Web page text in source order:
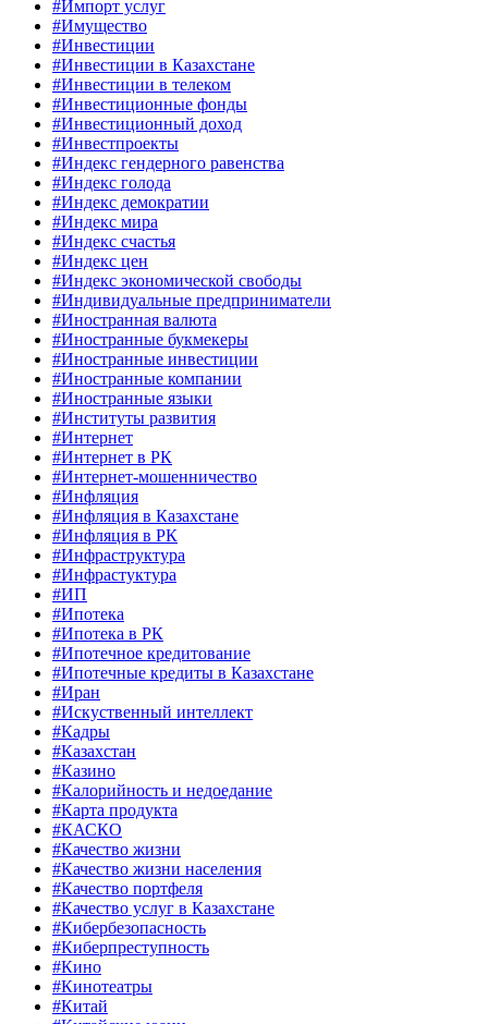
#Импорт услуг
#Имущество
#Инвестиции
#Инвестиции в Казахстане
#Инвестиции в телеком
#Инвестиционные фонды
#Инвестиционный доход
#Инвестпроекты
#Индекс гендерного равенства
#Индекс голода
#Индекс демократии
#Индекс мира
#Индекс счастья
#Индекс цен
#Индекс экономической свободы
#Индивидуальные предприниматели
#Иностранная валюта
#Иностранные букмекеры
#Иностранные инвестиции
#Иностранные компании
#Иностранные языки
#Институты развития
#Интернет
#Интернет в РК
#Интернет-мошенничество
#Инфляция
#Инфляция в Казахстане
#Инфляция в РК
#Инфраструктура
#Инфрастуктура
#ИП
#Ипотека
#Ипотека в РК
#Ипотечное кредитование
#Ипотечные кредиты в Казахстане
#Иран
#Искуственный интеллект
#Кадры
#Казахстан
#Казино
#Калорийность и недоедание
#Карта продукта
#КАСКО
#Качество жизни
#Качество жизни населения
#Качество портфеля
#Качество услуг в Казахстане
#Кибербезопасность
#Киберпреступность
#Кино
#Кинотеатры
#Китай